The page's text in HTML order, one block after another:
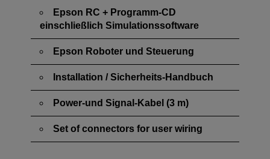
Epson RC + Programm-CD
einschließlich Simulationssoftware
Epson Roboter und Steuerung
Installation / Sicherheits-Handbuch
Power-und Signal-Kabel (3 m)
Set of connectors for user wiring